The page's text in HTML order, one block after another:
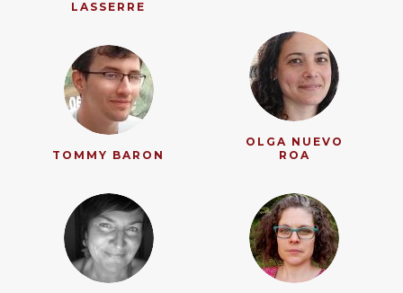
LASSERRE
TOMMY BARON
OLGA NUEVO
ROA